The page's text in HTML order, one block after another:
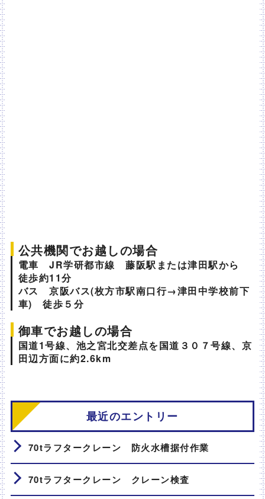
公共機関でお越しの場合
電車 JR学研都市線 藤阪駅または津田駅から
徒歩約11分
バス 京阪バス(枚方市駅南口行→津田中学校前下
車) 徒歩５分
御車でお越しの場合
国道1号線、池之宮北交差点を国道３０７号線、京
田辺方面に約2.6km
最近のエントリー
70tラフタークレーン 防火水槽据付作業
70tラフタークレーン クレーン検査